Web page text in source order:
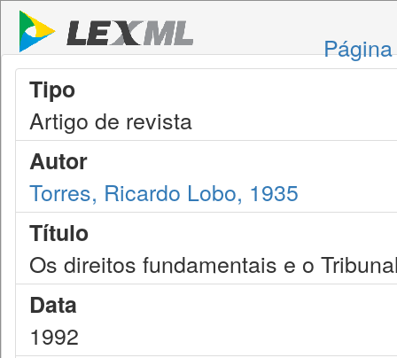
Tipo
Artigo de revista
Autor
Torres, Ricardo Lobo, 1935
Título
Os direitos fundamentais e o
Data
1992